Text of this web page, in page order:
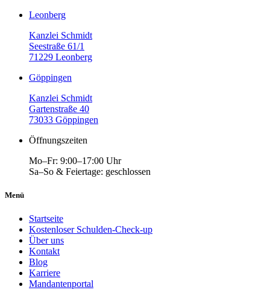
Leonberg
Kanzlei Schmidt
Seestraße 61/1
71229 Leonberg
Göppingen
Kanzlei Schmidt
Gartenstraße 40
73033 Göppingen
Öffnungszeiten
Mo–Fr: 9:00–17:00 Uhr
Sa–So & Feiertage: geschlossen
Menü
Startseite
Kostenloser Schulden-Check-up
Über uns
Kontakt
Blog
Karriere
Mandantenportal